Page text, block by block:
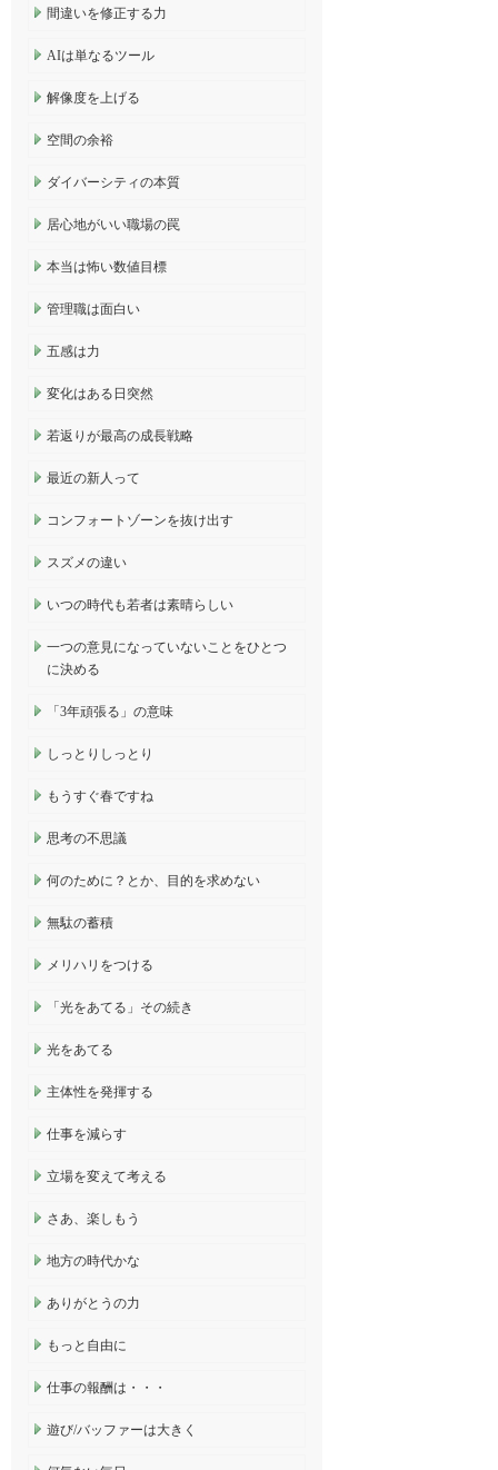
間違いを修正する力
AIは単なるツール
解像度を上げる
空間の余裕
ダイバーシティの本質
居心地がいい職場の罠
本当は怖い数値目標
管理職は面白い
五感は力
変化はある日突然
若返りが最高の成長戦略
最近の新人って
コンフォートゾーンを抜け出す
スズメの違い
いつの時代も若者は素晴らしい
一つの意見になっていないことをひとつ
に決める
「3年頑張る」の意味
しっとりしっとり
もうすぐ春ですね
思考の不思議
何のために？とか、目的を求めない
無駄の蓄積
メリハリをつける
「光をあてる」その続き
光をあてる
主体性を発揮する
仕事を減らす
立場を変えて考える
さあ、楽しもう
地方の時代かな
ありがとうの力
もっと自由に
仕事の報酬は・・・
遊び/バッファーは大きく